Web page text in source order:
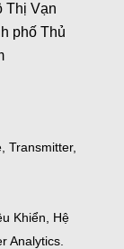
Thị Vạn
phố Thủ
Transmitter,
Khiển, Hệ
Analytics.